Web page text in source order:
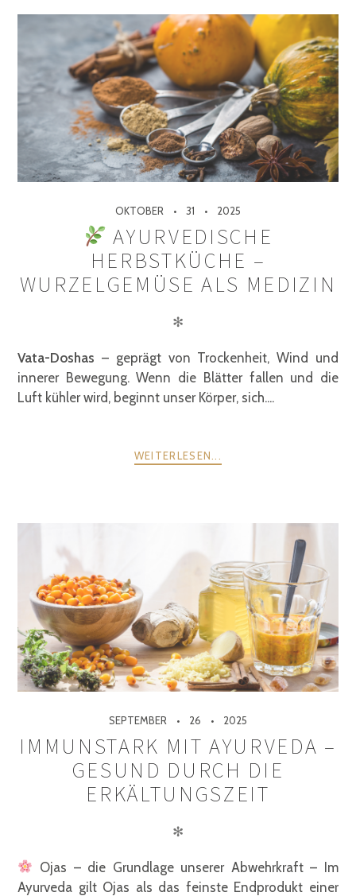
OKTOBER 31 2025
AYURVEDISCHE
HERBSTKÜCHE –
WURZELGEMÜSE ALS MEDIZIN
✻
Vata-Doshas – geprägt von Trockenheit, Wind und
innerer Bewegung. Wenn die Blätter fallen und die
Luft kühler wird, beginnt unser Körper, sich....
WEITERLESEN...
SEPTEMBER 26 2025
IMMUNSTARK MIT AYURVEDA –
GESUND DURCH DIE
ERKÄLTUNGSZEIT
✻
Ojas – die Grundlage unserer Abwehrkraft – Im
Ayurveda gilt Ojas als das feinste Endprodukt einer